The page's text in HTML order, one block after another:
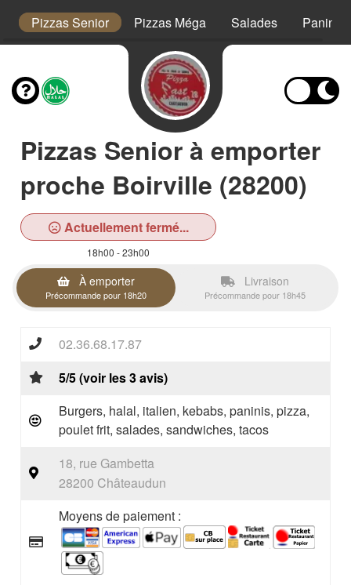
Pizzas Senior Pizzas Méga Salades Paninis
Pizzas Senior à emporter
proche Boirville (28200)
Actuellement fermé...
18h00 - 23h00
À emporter
Précommande pour 18h20
Livraison
Précommande pour 18h45
02.36.68.17.87
5/5 (voir les 3 avis)
Burgers, halal, italien, kebabs, paninis, pizza,
poulet frit, salades, sandwiches, tacos
18, rue Gambetta
28200 Châteaudun
Moyens de paiement :